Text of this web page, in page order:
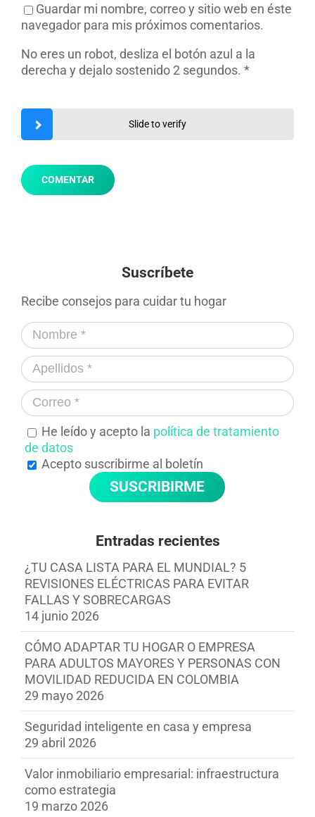
Guardar mi nombre, correo y sitio web en éste
navegador para mis próximos comentarios.
No eres un robot, desliza el botón azul a la
derecha y dejalo sostenido 2 segundos. *
Slide to verify
Suscríbete
Recibe consejos para cuidar tu hogar
He leído y acepto la política de tratamiento
de datos
Acepto suscribirme al boletín
Entradas recientes
¿TU CASA LISTA PARA EL MUNDIAL? 5
REVISIONES ELÉCTRICAS PARA EVITAR
FALLAS Y SOBRECARGAS
14 junio 2026
CÓMO ADAPTAR TU HOGAR O EMPRESA
PARA ADULTOS MAYORES Y PERSONAS CON
MOVILIDAD REDUCIDA EN COLOMBIA
29 mayo 2026
Seguridad inteligente en casa y empresa
29 abril 2026
Valor inmobiliario empresarial: infraestructura
como estrategia
19 marzo 2026